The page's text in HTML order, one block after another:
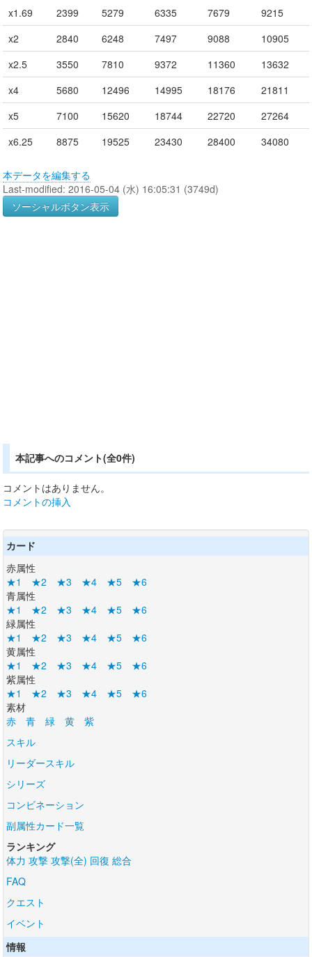
x1.69 2399 5279 6335 7679
9215
x2
2840 6248 7497 9088
10905
x2.5
3550 7810 9372 11360
13632
x4
5680 12496 14995 18176
21811
x5
7100 15620 18744 22720
27264
x6.25
8875 19525 23430 28400 34080
本データを編集する
Last-modified: 2016-05-04 (水) 16:05:31 (3749d)
ソーシャルボタン表示
本記事へのコメント(全0件)
コメントはありません。
コメントの挿入
カード
赤属性
★1
★2 ★3 ★4 ★5
★6
青属性
★1
★2 ★3 ★4 ★5
★6
緑属性
★1
★2 ★3 ★4 ★5
★6
黄属性
★1
★2 ★3 ★4 ★5
★6
紫属性
★1
★2 ★3 ★4 ★5
★6
素材
赤
青 緑 黄
紫
スキル
リーダースキル
シリーズ
コンビネーション
副属性カード一覧
ランキング
体力 攻撃 攻撃(全) 回復 総合
FAQ
クエスト
イベント
情報